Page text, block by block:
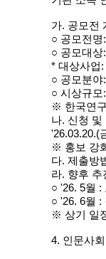
가. 공모전
○ 공모전명
○ 공모대
* 대상사업
○ 공모분
○ 시상규모
※ 한국연
나. 신청 및
'26.03.20.(
※ 홍보 강
다. 제출방
라. 향후 추
○ '26. 5월 :
○ '26. 6월 :
※ 상기 일
4. 인문사